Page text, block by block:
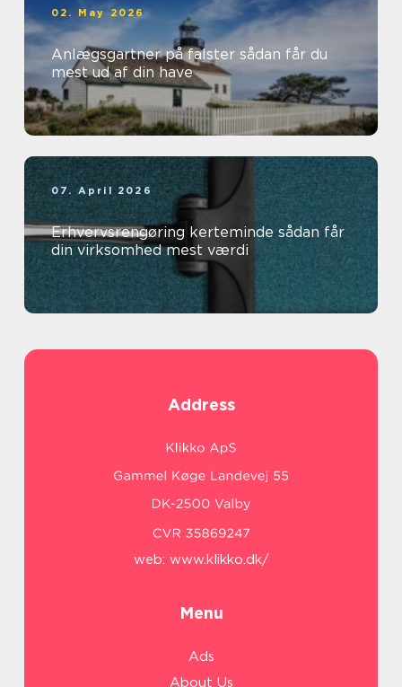
02. May 2026
Anlægsgartner på falster sådan får du
mest ud af din have
07. April 2026
Erhvervsrengøring kerteminde sådan får
din virksomhed mest værdi
Address
web: www.klikko.dk/
Menu
Ads
About Us